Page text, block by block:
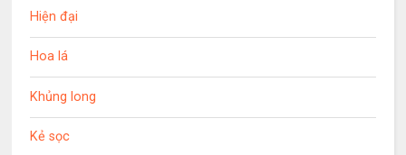
Hiện đại
Hoa lá
Khủng long
Kẻ sọc